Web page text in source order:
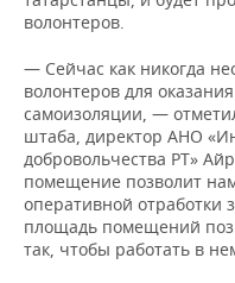
волонтеров.
— Сейчас как никогда
волонтеров для
самоизоляции, —
штаба, директор АНО
добровольчества РТ»
помещение позволит
оперативной
площадь помещений
так, чтобы работать в